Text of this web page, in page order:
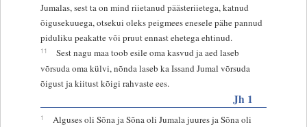
Jumalas, sest ta on mind riietanud päästeriietega, katnud
õigusekuuega, otsekui oleks peigmees enesele pähe pannud
piduliku peakatte või pruut ennast ehetega ehtinud.
11
Sest nagu maa toob esile oma kasvud ja aed laseb
võrsuda oma külvi, nõnda laseb ka Issand Jumal võrsuda
õigust ja kiitust kõigi rahvaste ees.
Jh 1
1 Alguses oli Sõna ja Sõna oli Jumala juures ja Sõna oli